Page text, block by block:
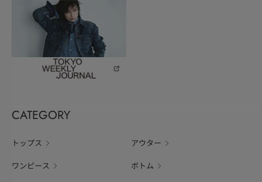
CATEGORY
トップス アウター
ワンピース ボトム